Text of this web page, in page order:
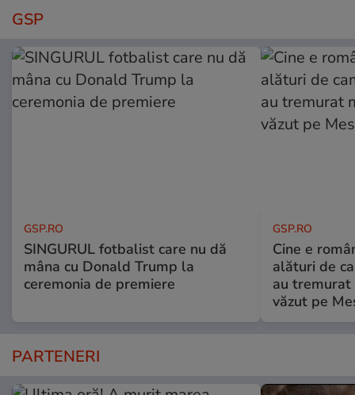
GSP
GSP.RO
SINGURUL fotbalist care nu dă
mâna cu Donald Trump la
ceremonia de premiere
GSP.RO
Cine e
alături de
au
văzut pe
PARTENERI